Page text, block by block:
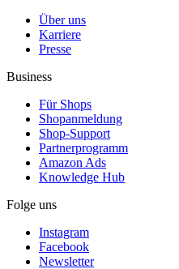
Über uns
Karriere
Presse
Business
Für Shops
Shopanmeldung
Shop-Support
Partnerprogramm
Amazon Ads
Knowledge Hub
Folge uns
Instagram
Facebook
Newsletter